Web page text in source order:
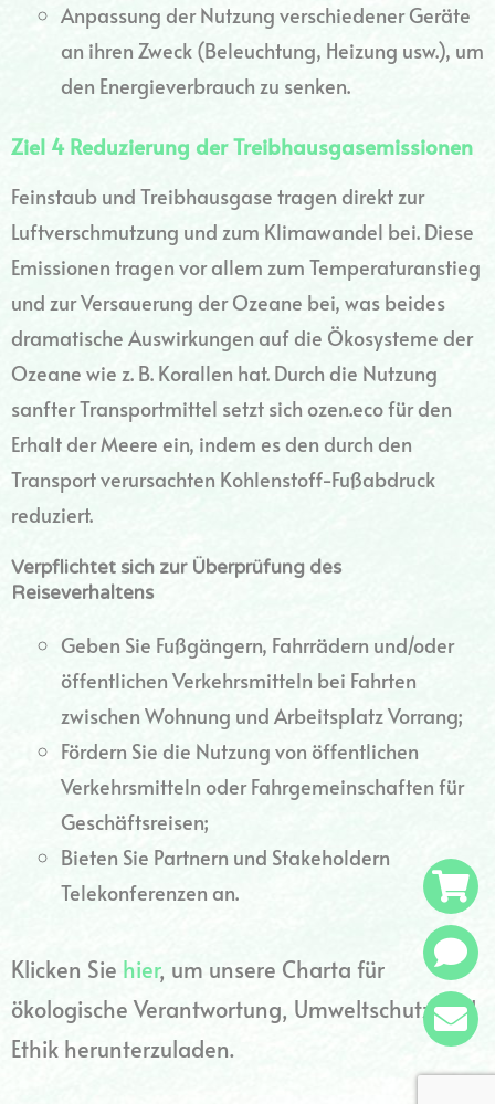
Anpassung der Nutzung verschiedener Geräte
an ihren Zweck (Beleuchtung, Heizung usw.), um
den Energieverbrauch zu senken.
Ziel 4 Reduzierung der Treibhausgasemissionen
Feinstaub und Treibhausgase tragen direkt zur
Luftverschmutzung und zum Klimawandel bei. Diese
Emissionen tragen vor allem zum Temperaturanstieg
und zur Versauerung der Ozeane bei, was beides
dramatische Auswirkungen auf die Ökosysteme der
Ozeane wie z. B. Korallen hat. Durch die Nutzung
sanfter Transportmittel setzt sich ozen.eco für den
Erhalt der Meere ein, indem es den durch den
Transport verursachten Kohlenstoff-Fußabdruck
reduziert.
Verpflichtet sich zur Überprüfung des
Reiseverhaltens
Geben Sie Fußgängern, Fahrrädern und/oder
öffentlichen Verkehrsmitteln bei Fahrten
zwischen Wohnung und Arbeitsplatz Vorrang;
Fördern Sie die Nutzung von öffentlichen
Verkehrsmitteln oder Fahrgemeinschaften für
Geschäftsreisen;
Bieten Sie Partnern und Stakeholdern
Telekonferenzen an.
Klicken Sie hier, um unsere Charta für
ökologische Verantwortung, Umweltschutz und
Ethik herunterzuladen.